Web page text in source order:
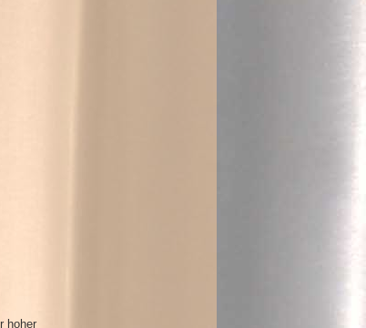
hoher